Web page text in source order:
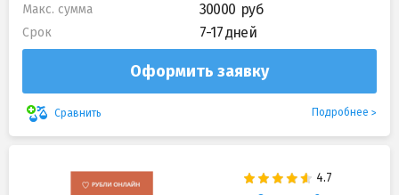
Макс. сумма 30000
Срок 7-17 дней
Оформить заявку
Сравнить Подробнее